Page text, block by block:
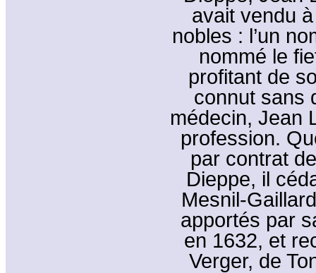
avait vendu
nobles : l’un
nommé le
profitant de
connut sans
médecin, Jean
profession.
par contrat
Dieppe, il
Mesnil-
apportés par
en 1632, et
Verger, de